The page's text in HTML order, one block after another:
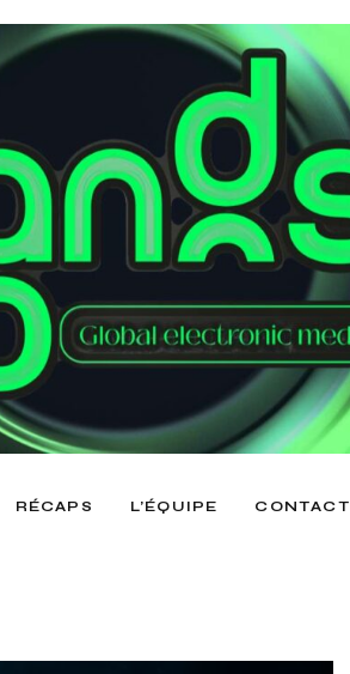
RÉCAPS L’ÉQUIPE CONTACT